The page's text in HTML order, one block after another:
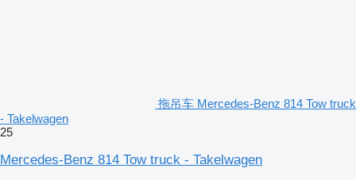
拖吊车 Mercedes-Benz 814 Tow truck
- Takelwagen
25
Mercedes-Benz 814 Tow truck - Takelwagen